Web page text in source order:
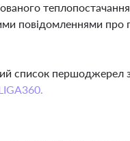
повідомленнями про
список першоджерел